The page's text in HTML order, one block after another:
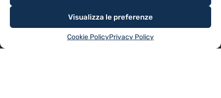
Visualizza le preferenze
Cookie PolicyPrivacy Policy